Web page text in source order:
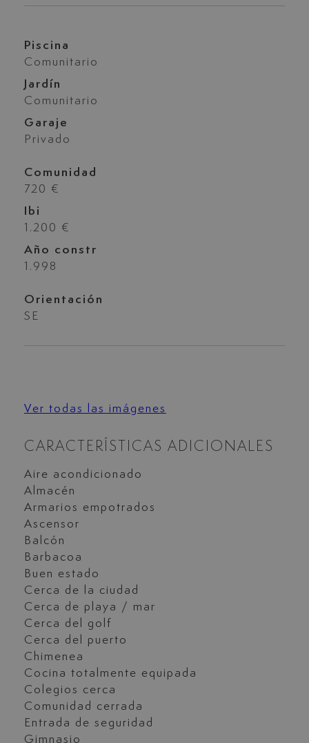
Piscina
Comunitario
Jardín
Comunitario
Garaje
Privado
Comunidad
720 €
Ibi
1.200 €
Año constr
1.998
Orientación
SE
Ver todas las imágenes
CARACTERÍSTICAS ADICIONALES
Aire acondicionado
Almacén
Armarios empotrados
Ascensor
Balcón
Barbacoa
Buen estado
Cerca de la ciudad
Cerca de playa / mar
Cerca del golf
Cerca del puerto
Chimenea
Cocina totalmente equipada
Colegios cerca
Comunidad cerrada
Entrada de seguridad
Gimnasio